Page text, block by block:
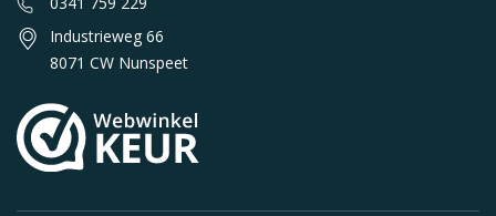
Industrieweg 66
8071 CW Nunspeet